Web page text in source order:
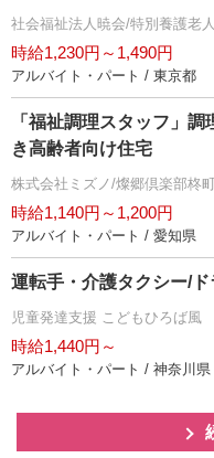
社会福祉法人暁会/特別養護老
時給1,230円～1,490円
アルバイト・パート / 東京都
「福祉調理スタッフ」
き高齢者向け住宅
株式会社ミズノ/燦郷倶楽部柊
時給1,140円～1,200円
アルバイト・パート / 愛知県
運転手・介護タクシー/
児童発達支援 こどもひろば風
時給1,440円～
アルバイト・パート / 神奈川県